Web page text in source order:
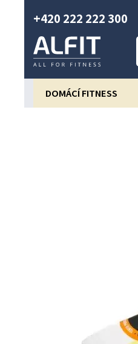
+420 222 222 300
DOMÁCÍ FITNESS